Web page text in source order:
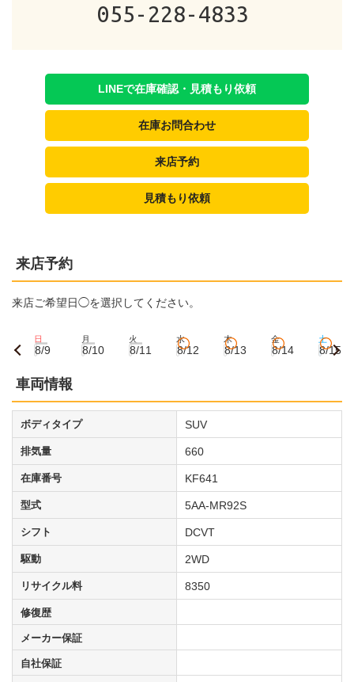
055-228-4833
LINEで在庫確認・見積もり依頼
在庫お問合わせ
来店予約
見積もり依頼
来店予約
来店ご希望日◯を選択してください。
日
8/9
月
8/10
火
8/11
水
8/12
木
8/13
金
8/14
土
8/15
車両情報
ボディタイプ SUV
排気量 660
在庫番号 KF641
型式 5AA-MR92S
シフト DCVT
駆動 2WD
リサイクル料 8350
修復歴
メーカー保証
自社保証